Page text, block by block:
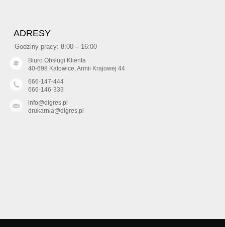
ADRESY
Godziny pracy: 8:00 – 16:00
Biuro Obsługi Klienta
40-698 Katowice, Armii Krajowej 44
666-147-444
666-146-333
info@digres.pl
drukarnia@digres.pl